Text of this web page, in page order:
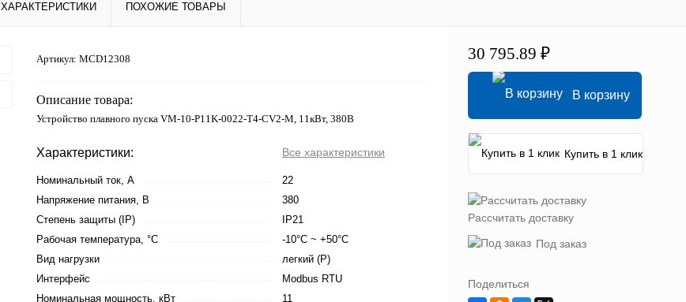
ХАРАКТЕРИСТИКИ ПОХОЖИЕ ТОВАРЫ
Артикул: MCD12308
Описание товара:
Устройство плавного пуска VM-10-P11K-0022-T4-CV2-M, 11кВт, 380В
Характеристики: Все характеристики
Номинальный ток, А
22
Напряжение питания, В
380
Степень защиты (IP)
IP21
Рабочая температура, °С
-10°C ~ +50°C
Вид нагрузки
легкий (P)
Интерфейс
Modbus RTU
Номинальная мощность, кВт
11
30 795.89 ₽
В корзину
Купить в 1 клик
Рассчитать доставку
Под заказ
Поделиться